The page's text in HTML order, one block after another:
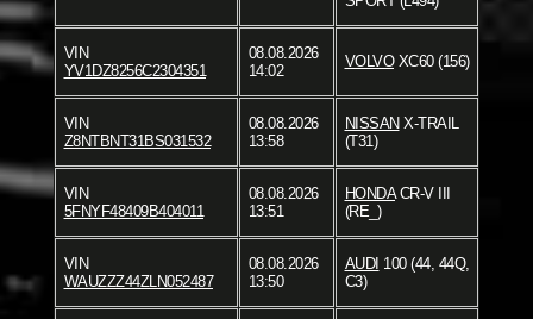
VIN
YV1DZ8256C2304351
08.08.2026
14:02
VOLVOXC60 (156)
VIN
Z8NTBNT31BS031532
08.08.2026
13:58
NISSANX-TRAIL
(T31)
VIN
5FNYF48409B404011
08.08.2026
13:51
HONDACR-V III
(RE_)
VIN
WAUZZZ44ZLN052487
08.08.2026
13:50
AUDI 100 (44, 44Q,
C3)